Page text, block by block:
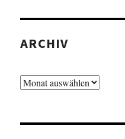
ARCHIV
Archiv